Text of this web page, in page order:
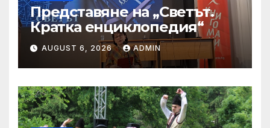
Представяне на „Светът.
Кратка енциклопедия“
AUGUST 6, 2026 ADMIN